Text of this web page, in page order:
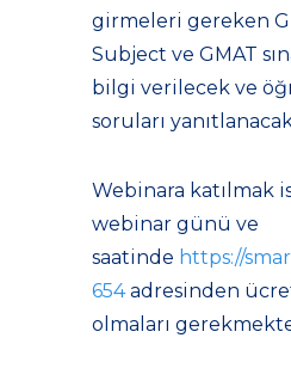
girmeleri gereken
Subject ve GMAT
bilgi verilecek ve
soruları
Webinara katılmak
webinar günü ve
saatinde https://
654adresinden
olmaları